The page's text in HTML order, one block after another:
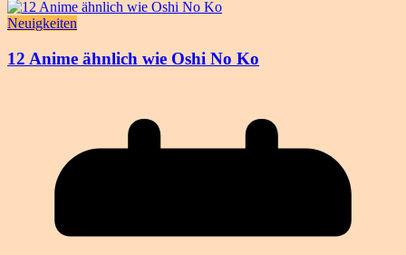
Neuigkeiten
12 Anime ähnlich wie Oshi No Ko